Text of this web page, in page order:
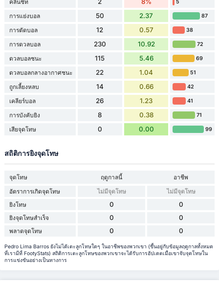
คลีนชีท 2 8% 5
การแย่งบอล 50 2.37 87
การตัดบอล 12 0.57 38
การดวลบอล 230 10.92 72
ดวลบอลชนะ 115 5.46 69
ดวลบอลกลางอากาศชนะ 22 1.04 51
ถูกเลี้ยงหลบ 14 0.66 42
เคลียร์บอล 26 1.23 41
การบังคับยิง 8 0.38 71
เสียจุดโทษ 0 0.00 99
สถิติการยิงจุดโทษ
จุดโทษ ฤดูกาลนี้
อาชีพ
อัตราการเกิดจุดโทษ
ไม่มีจุดโทษ
ไม่มีจุดโทษ
ยิงโทษ
0 0
ยิงจุดโทษสำเร็จ 0 0
พลาดจุดโทษ 0 0
Pedro Lima Barros ยังไม่ได้เตะลูกโทษใดๆ ในอาชีพของพวกเขา (ขึ้นอยู่กับข้อมูลฤดูกาลทั้งหมด
ที่เรามีที่ FootyStats) สถิติการเตะลูกโทษของพวกเขาจะได้รับการอัปเดตเมื่อเขาจับจุดโทษใน
การแข่งขันอย่างเป็นทางการ